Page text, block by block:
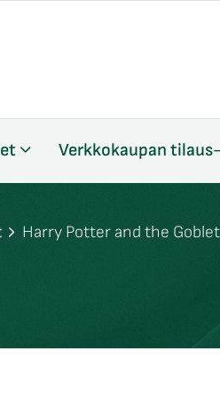
Verkkokaupan
Harry Potter and the